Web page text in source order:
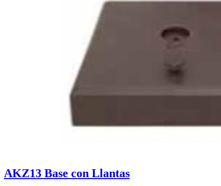
AKZ13 Base con Llantas